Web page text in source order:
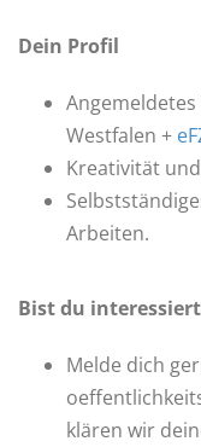
Dein Profil
Angemeldetes
Westfalen +
Kreativität
Arbeiten.
Bist du
Melde dich
klären wir